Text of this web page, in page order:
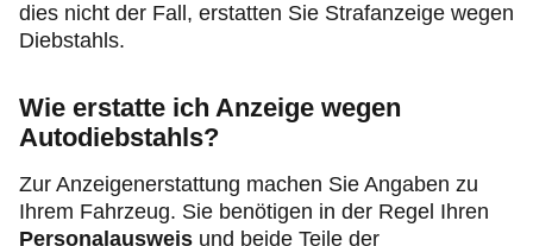
dies nicht der Fall, erstatten Sie Strafanzeige wegen
Diebstahls.
Wie erstatte ich Anzeige wegen
Autodiebstahls?
Zur Anzeigenerstattung machen Sie Angaben zu
Ihrem Fahrzeug. Sie benötigen in der Regel Ihren
Personalausweis und beide Teile der